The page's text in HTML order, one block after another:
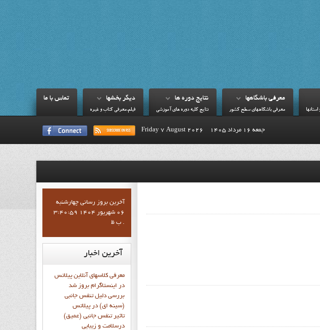
معرفي باشگاهها
معرفي باشگاههاي سطح کشور
نتايج دوره ها
نتايج کليه دوره هاي آموزشي
ديگر بخشها
فيلم،معرفي کتاب و غيره
تماس با ما
جمعه 16 مرداد 1405 Friday 7 August 2026
آخرين بروز رساني چهارشنبه
06 شهریور 1404 3:40:59
ب ظ .
آخرین اخبار
معرفی کلاسهای آنلاین پیلاتس
در اینستاگرام بروز شد
بررسی دلیل تنفس جانبی
(سینه ای) در پیلاتس
تاثیر تنفس جانبی (عمیق)
درسلامت و زیبایی